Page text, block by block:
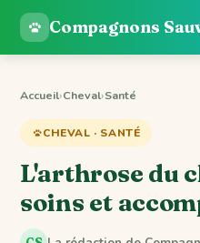
Compagnons
Accueil›Cheval›Santé
CHEVAL · SANTÉ
L'arthrose du
soins et